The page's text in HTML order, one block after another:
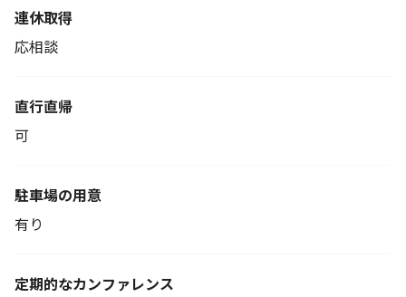
連休取得
応相談
直行直帰
可
駐車場の用意
有り
定期的なカンファレンス